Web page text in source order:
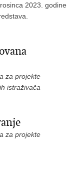
2023. godine
za projekte
istraživača
za projekte